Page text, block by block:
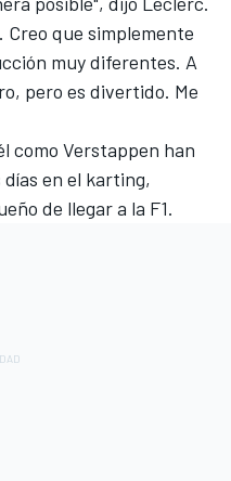
que simplemente
muy diferentes. A
pero es divertido. Me
como Verstappen han
en el karting,
de llegar a la F1.